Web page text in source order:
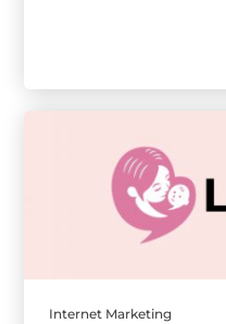
Internet Marketing